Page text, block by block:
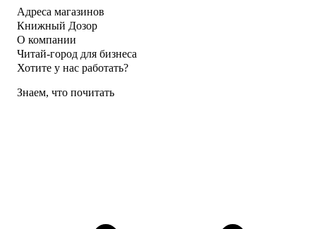
Адреса магазинов
Книжный Дозор
О компании
Читай-город для бизнеса
Хотите у нас работать?
Знаем, что почитать